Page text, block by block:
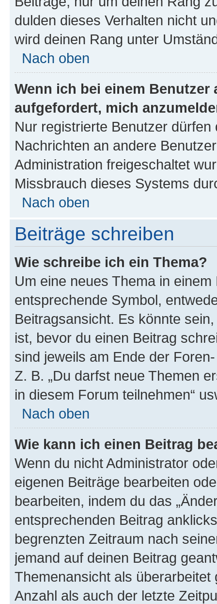
dulden dieses Verhalten nicht
wird deinen Rang unter
Nach oben
Wenn ich bei einem
aufgefordert, mich
Nur registrierte Benutzer
Nachrichten an andere
Administration freigeschaltet
Missbrauch dieses Systems
Nach oben
Beiträge schreiben
Wie schreibe ich ein Thema?
Um eine neues Thema in
entsprechende Symbol,
Beitragsansicht. Es könnte
ist, bevor du einen Beitrag
sind jeweils am Ende der
Z. B. „Du darfst neue Themen
in diesem Forum teilnehmen“
Nach oben
Wie kann ich einen Beitrag
Wenn du nicht Administrator
eigenen Beiträge bearbeiten
bearbeiten, indem du das
entsprechenden Beitrag
begrenzten Zeitraum nach
jemand auf deinen Beitrag
Themenansicht als
Anzahl als auch der letzte